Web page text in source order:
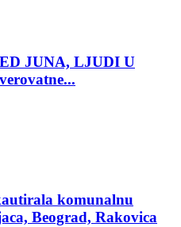
JUNA, LJUDI U
komunalnu
Beograd, Rakovica